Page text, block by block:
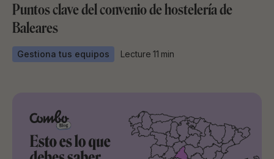
Puntos clave del convenio de hostelería de
Baleares
Gestiona tus equipos Lecture 11 min